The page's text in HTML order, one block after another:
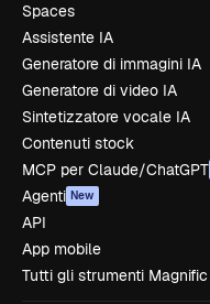
Spaces
Assistente IA
Generatore di immagini IA
Generatore di video IA
Sintetizzatore vocale IA
Contenuti stock
MCP per Claude/ChatGPT
Agenti New
API
App mobile
Tutti gli strumenti Magnific